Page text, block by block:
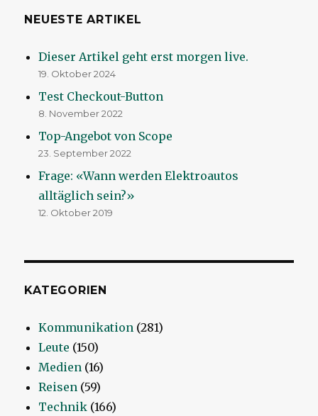
NEUESTE ARTIKEL
Dieser Artikel geht erst morgen live.
19. Oktober 2024
Test Checkout-Button
8. November 2022
Top-Angebot von Scope
23. September 2022
Frage: «Wann werden Elektroautos
alltäglich sein?»
12. Oktober 2019
KATEGORIEN
Kommunikation (281)
Leute (150)
Medien (16)
Reisen (59)
Technik (166)